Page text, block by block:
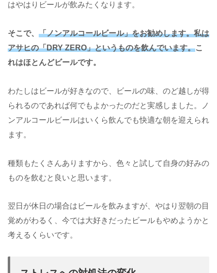
はやはりビールが飲みたくなります。
そこで、 「ノンアルコールビール」をお勧めします。私は
アサヒの「DRY ZERO」というものを飲んでいます。こ
れはほとんどビールです。
わたしはビールが好きなので、ビールの味、のど越しが得
られるのであれば何でもよかったのだと実感しました。ノ
ンアルコールビールはいくら飲んでも快適な朝を迎えられ
ます。
種類もたくさんありますから、色々と試して自身の好みの
ものを飲むと良いと思います。
翌日が休日の場合はビールを飲みますが、やはり翌朝の目
覚めがわるく、今では大好きだったビールもやめようかと
考えるくらいです。